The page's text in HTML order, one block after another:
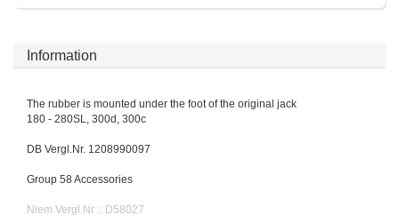
Information
The rubber is mounted under the foot of the original jack
180 - 280SL, 300d, 300c
DB Vergl.Nr. 1208990097
Group 58 Accessories
Niem.Vergl.Nr .: D58027